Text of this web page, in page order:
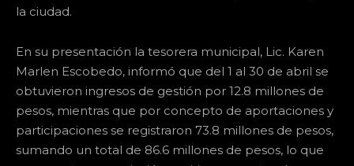
la ciudad.
En su presentación la tesorera municipal, Lic. Karen
Marlen Escobedo, informó que del 1 al 30 de abril se
obtuvieron ingresos de gestión por 12.8 millones de
pesos, mientras que por concepto de aportaciones y
participaciones se registraron 73.8 millones de pesos,
sumando un total de 86.6 millones de pesos, lo que